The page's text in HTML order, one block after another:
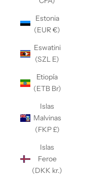
Estonia
(EUR €)
Eswatini
(SZL E)
Etiopía
(ETB Br)
Islas
Malvinas
(FKP £)
Islas
Feroe
(DKK kr.)